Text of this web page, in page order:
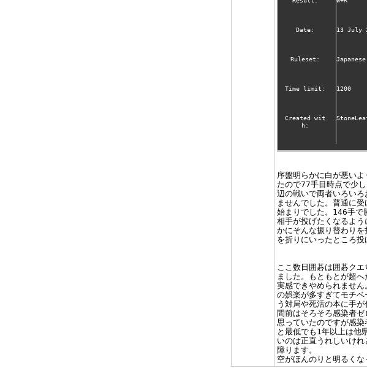
Date: 13 July
Ruleset: Japanese
Time limit: 1200
Created wit
h:
序盤明らかに白が悪い
たので77手目時点で少
辺の戦いで両者いろい
ませんでした。普通に
始まりでした。146手で
相手が投げたくなるよ
かにそんな振り替わり
を折りにいったところ
ここ数日囲碁は囲碁ク
ました。もともとが超
実感できやめられませ
の娯楽が多すぎてモチ
う対局や死活の本に手
間前はそろそろ感染者
思っていたのですが感
と最低でも1年以上は他
いのは正直うれしいけ
障ります。
空がほんのりと明るく